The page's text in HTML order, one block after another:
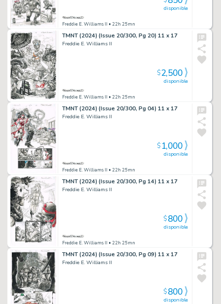
Freddie E. Williams II • 22h 25mn
disponible
TMNT (2024) (Issue 20/300, Pg 20) 11 x 17
Freddie E. Williams II
Freddie E. Williams II • 22h 25mn
disponible
$2,500
TMNT (2024) (Issue 20/300, Pg 04) 11 x 17
Freddie E. Williams II
Freddie E. Williams II • 22h 25mn
disponible
$1,000
TMNT (2024) (Issue 20/300, Pg 14) 11 x 17
Freddie E. Williams II
Freddie E. Williams II • 22h 25mn
disponible
$800
TMNT (2024) (Issue 20/300, Pg 09) 11 x 17
Freddie E. Williams II
disponible
$800